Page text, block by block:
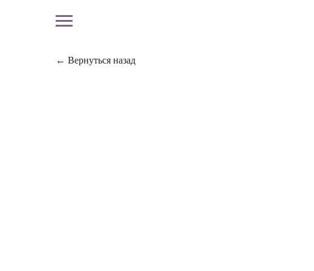
← Вернуться назад